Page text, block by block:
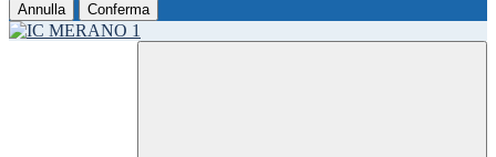
Annulla Conferma